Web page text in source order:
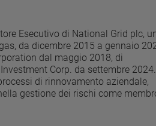
Esecutivo di National Grid plc,
da dicembre 2015 a gennaio
dal maggio 2018, di
Corp. da settembre
di rinnovamento aziendale,
gestione dei rischi come